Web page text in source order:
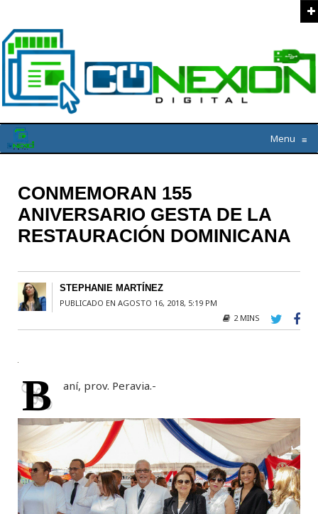
Menu ≡
CONMEMORAN 155
ANIVERSARIO GESTA DE LA
RESTAURACIÓN DOMINICANA
STEPHANIE MARTÍNEZ
PUBLICADO EN AGOSTO 16, 2018, 5:19 PM
2 MINS
B aní, prov. Peravia.-